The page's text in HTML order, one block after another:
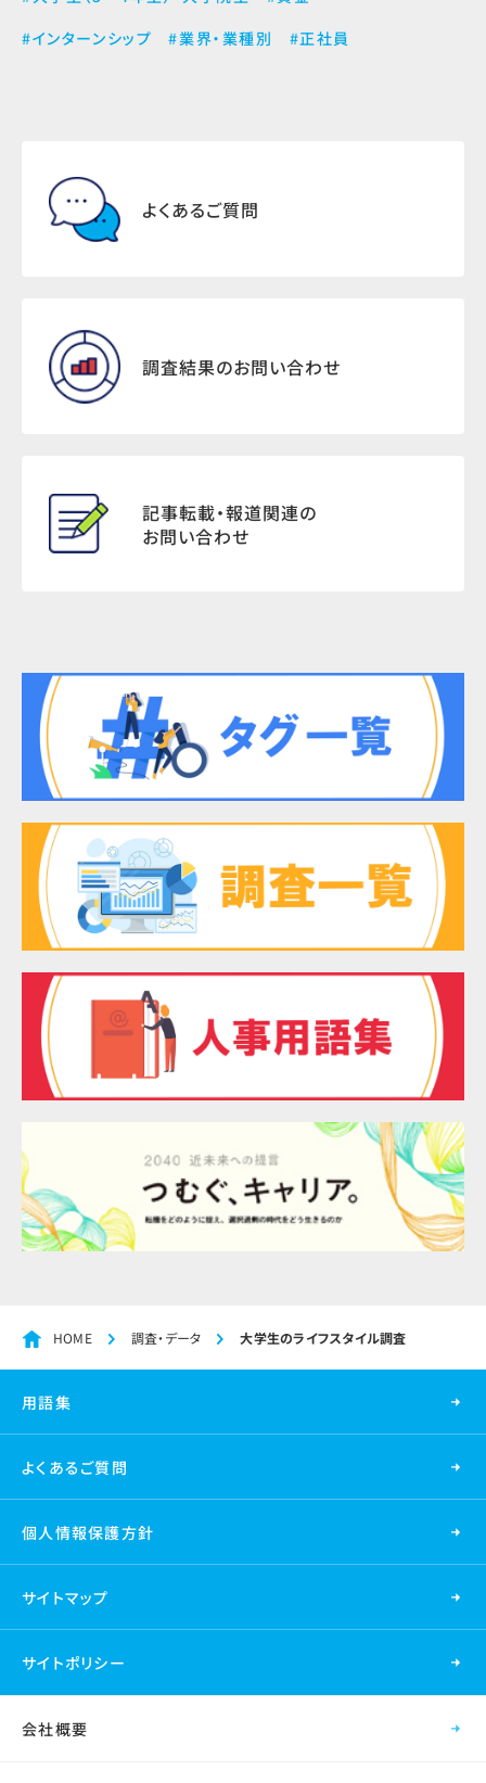
#インターンシップ
#業界・業種別 #正社員
よくあるご質問
調査結果のお問い合わせ
記事転載・報道関連の
お問い合わせ
HOME 調査・データ 大学生のライフスタイル調査
用語集
よくあるご質問
個人情報保護方針
サイトマップ
サイトポリシー
会社概要